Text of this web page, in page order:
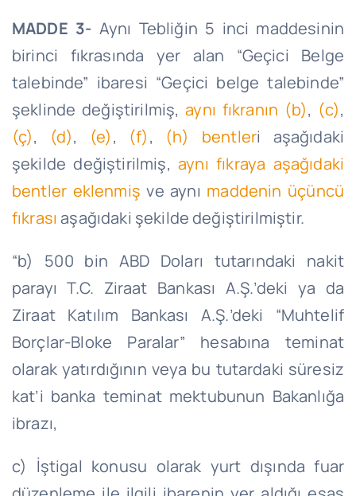
MADDE 3- Aynı Tebliğin 5 inci maddesinin
birinci fıkrasında yer alan “Geçici Belge
talebinde” ibaresi “Geçici belge talebinde”
şeklinde değiştirilmiş,aynı fıkranın (b), (c),
(ç), (d), (e), (f), (h) bentleri aşağıdaki
şekilde değiştirilmiş,aynı fıkraya aşağıdaki
bentler eklenmiş ve aynı maddenin üçüncü
fıkrası aşağıdaki şekilde değiştirilmiştir.
“b) 500 bin ABD Doları tutarındaki nakit
parayı T.C. Ziraat Bankası A.Ş.’deki ya da
Ziraat Katılım Bankası A.Ş.’deki “Muhtelif
Borçlar-Bloke Paralar” hesabına teminat
olarak yatırdığının veya bu tutardaki süresiz
kat’i banka teminat mektubunun Bakanlığa
ibrazı,
c) İştigal konusu olarak yurt dışında fuar